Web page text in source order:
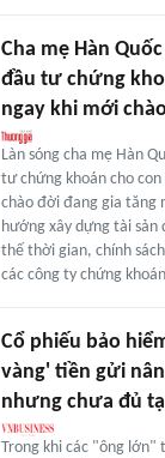
Cha mẹ Hàn
đầu tư chứng
ngay khi mới
Làn sóng cha mẹ Hàn
tư chứng khoán cho
chào đời đang gia tăng
hướng xây dựng tài
thế thời gian, chính
các công ty chứng
Cổ phiếu bảo
vàng' tiền gửi
nhưng chưa đủ
Trong khi các "ông lớn"